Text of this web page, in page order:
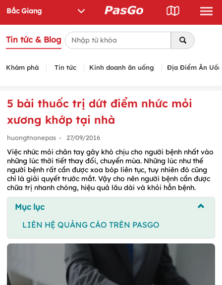
Tin tức & Blog
Khám phá Tin tức Kinh doanh ăn uống Địa Điểm Ăn
5 bài thuốc trị dứt điểm nhức mỏi
xương khớp tại nhà
huongtnonepas - 27/09/2016
Việc nhức mỏi chân tay gây khó chịu cho người bệnh nhất vào
những lúc thời tiết thay đổi, chuyển mùa. Những lúc như thế
người bệnh rất cần được xoa bóp liên tục, tuy nhiên đó cũng
chỉ là giải quyết trước mắt. Vậy cho nên người bệnh cần được
chữa trị nhanh chóng, hiệu quả lâu dài và khỏi hẳn bệnh.
Mục lục
LIÊN HỆ QUẢNG CÁO TRÊN PASGO